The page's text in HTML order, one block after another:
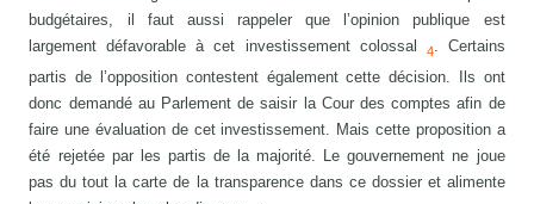
budgétaires, il faut aussi rappeler que l’opinion publique est
largement défavorable à cet investissement colossal
4. Certains
partis de l’opposition contestent également cette décision. Ils ont
donc demandé au Parlement de saisir la Cour des comptes afin de
faire une évaluation de cet investissement. Mais cette proposition a
été rejetée par les partis de la majorité. Le gouvernement ne joue
pas du tout la carte de la transparence dans ce dossier et alimente